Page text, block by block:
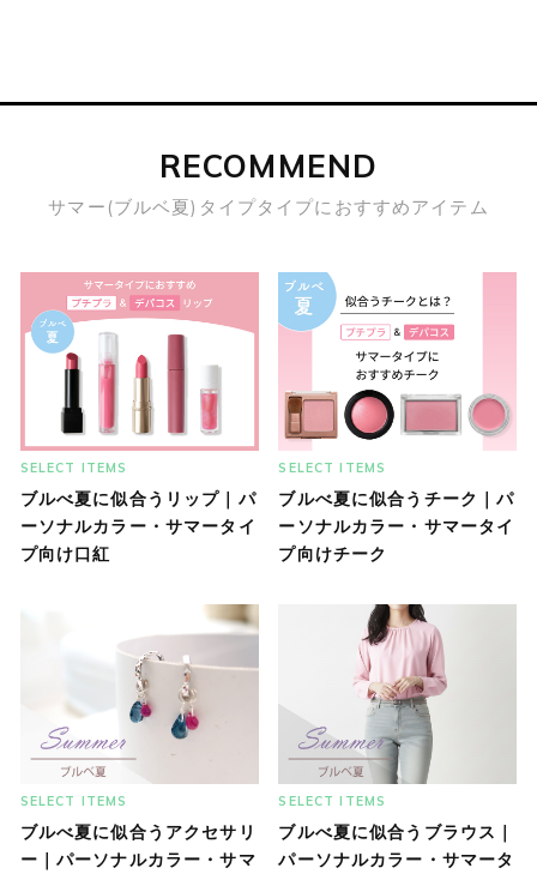
RECOMMEND
サマー(ブルベ夏)タイプタイプにおすすめアイテム
SELECT ITEMS
ブルべ夏に似合うリップ｜パ
ーソナルカラー・サマータイ
プ向け口紅
SELECT ITEMS
ブルべ夏に似合うチーク｜パ
ーソナルカラー・サマータイ
プ向けチーク
SELECT ITEMS
ブルべ夏に似合うアクセサリ
ー｜パーソナルカラー・サマ
SELECT ITEMS
ブルべ夏に似合うブラウス｜
パーソナルカラー・サマータ